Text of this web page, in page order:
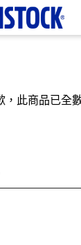
勃肯鞋台灣官
，此商品已全